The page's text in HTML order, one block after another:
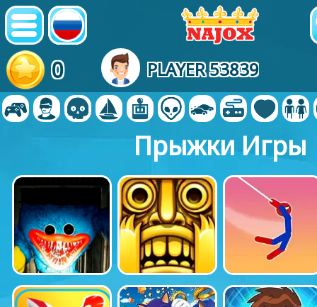
0 PLAYER 53839
Прыжки Игры